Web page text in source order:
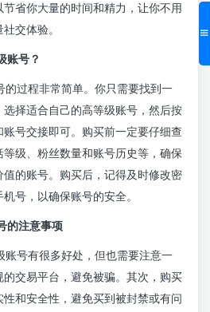
省你大量的时间和精力，让你不用
交体验。
账号？
过程非常简单。你只需要找到一
择适合自己的高等级账号，然后按
号交接即可。购买前一定要仔细查
级、粉丝数量和账号历史等，确保
的账号。购买后，记得及时修改密
号，以确保账号的安全。
的注意事项
号有很多好处，但也需要注意一
交易平台，避免被骗。其次，购买
和安全性，避免买到被封禁或有问